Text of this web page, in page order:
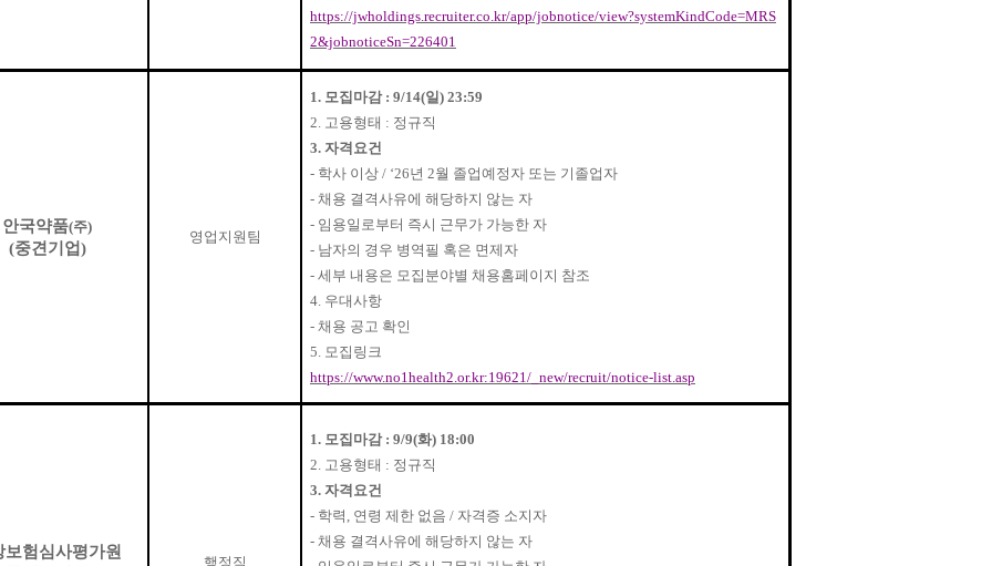
https://jwholdings.recruiter.co.kr/app/jobnotice/view?systemKindCode=MRS
2&jobnoticeSn=226401
안국약품(주)
(중견기업)
영업지원팀
1. 모집마감 : 9/14(일) 23:59
2. 고용형태 : 정규직
3. 자격요건
- 학사 이상 / ‘26년 2월 졸업예정자 또는 기졸업자
- 채용 결격사유에 해당하지 않는 자
- 임용일로부터 즉시 근무가 가능한 자
- 남자의 경우 병역필 혹은 면제자
- 세부 내용은 모집분야별 채용홈페이지 참조
4. 우대사항
- 채용 공고 확인
5. 모집링크
https://www.no1health2.or.kr:19621/_new/recruit/notice-list.asp
보험심사평가원
행정직
1. 모집마감 : 9/9(화) 18:00
2. 고용형태 : 정규직
3. 자격요건
- 학력 , 연령 제한 없음 / 자격증 소지자
- 채용 결격사유에 해당하지 않는 자